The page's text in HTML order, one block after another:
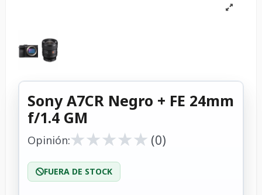
Sony A7CR Negro + FE 24mm
f/1.4 GM
Opinión:★
★★
★★
★★
★★
★ (0)
FUERA DE STOCK